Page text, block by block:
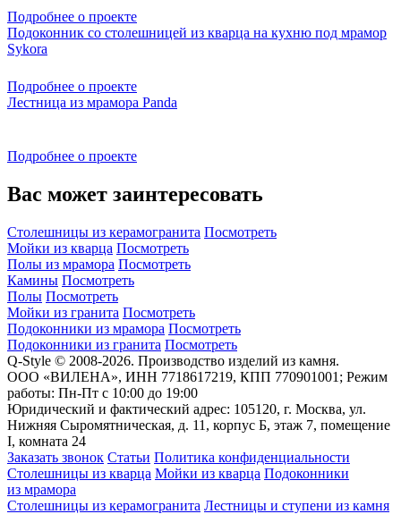
Подробнее о проекте
Подоконник со столешницей из кварца на кухню под мрамор
Sykora
Подробнее о проекте
Лестница из мрамора Panda
Подробнее о проекте
Вас может заинтересовать
Столешницы из керамогранита Посмотреть
Мойки из кварца Посмотреть
Полы из мрамора Посмотреть
Камины Посмотреть
Полы Посмотреть
Мойки из гранита Посмотреть
Подоконники из мрамора Посмотреть
Подоконники из гранита Посмотреть
Q-Style © 2008-2026. Производство изделий из камня.
ООО «ВИЛЕНА», ИНН 7718617219, КПП 770901001; Режим
работы: Пн-Пт с 10:00 до 19:00
Юридический и фактический адрес: 105120, г. Москва, ул.
Нижняя Сыромятническая, д. 11, корпус Б, этаж 7, помещение
I, комната 24
Заказать звонок Статьи Политика конфиденциальности
Столешницы из кварца Мойки из кварца Подоконники
из мрамора
Столешницы из керамогранита Лестницы и ступени из камня